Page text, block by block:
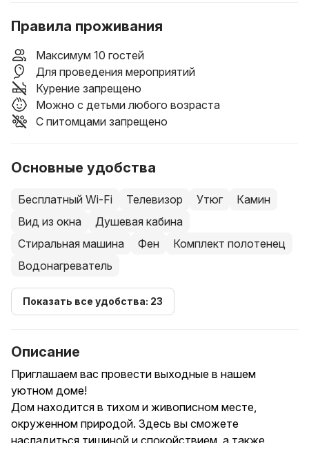
Правила проживания
Максимум 10 гостей
Для проведения мероприятий
Курение запрещено
Можно с детьми любого возраста
С питомцами запрещено
Основные удобства
Бесплатный Wi-Fi Телевизор Утюг
Камин
Вид из окна
Душевая кабина
Стиральная машина
Фен
Комплект полотенец
Водонагреватель
Показать все удобства: 23
Описание
Приглашаем вас провести выходные в нашем
уютном доме!
Дом находится в тихом и живописном месте,
окруженном природой. Здесь вы сможете
насладиться тишиной и спокойствием, а также